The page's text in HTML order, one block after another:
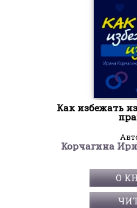
Как избежать
Корчагина
О